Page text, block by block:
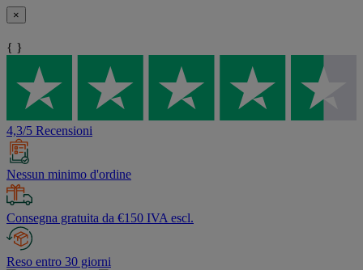
×
{ }
4,3/5 Recensioni
Nessun minimo d'ordine
Consegna gratuita da €150 IVA escl.
Reso entro 30 giorni